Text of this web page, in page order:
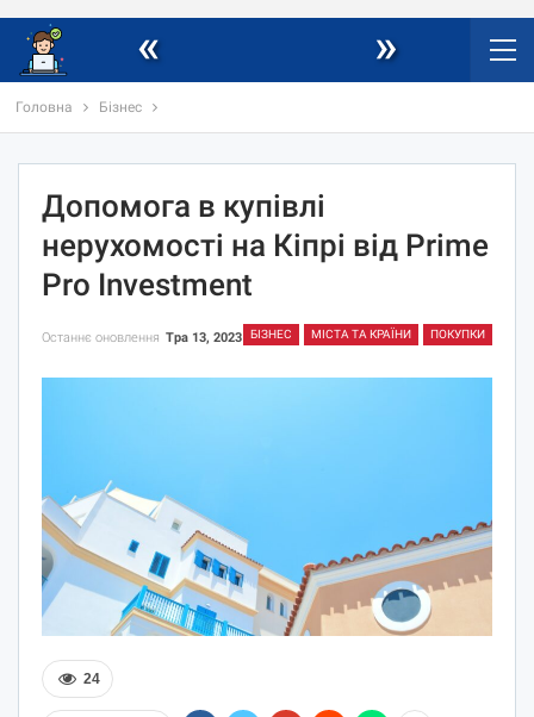
« »
Головна Бізнес
Допомога в купівлі
нерухомості на Кіпрі від Prime
Pro Investment
БІЗНЕС МІСТА ТА КРАЇНИ ПОКУПКИ
Останнє оновлення Тра 13, 2023
24